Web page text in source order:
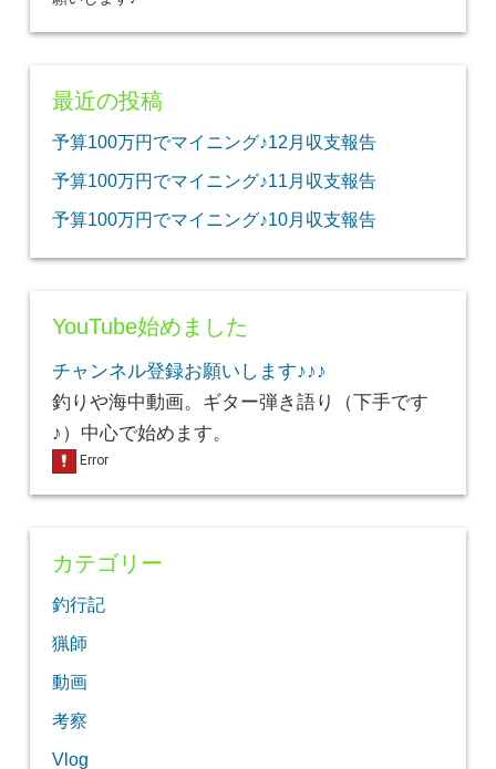
最近の投稿
予算100万円でマイニング♪12月収支報告
予算100万円でマイニング♪11月収支報告
予算100万円でマイニング♪10月収支報告
YouTube始めました
チャンネル登録お願いします♪♪♪
釣りや海中動画。ギター弾き語り（下手です
♪）中心で始めます。
カテゴリー
釣行記
猟師
動画
考察
Vlog